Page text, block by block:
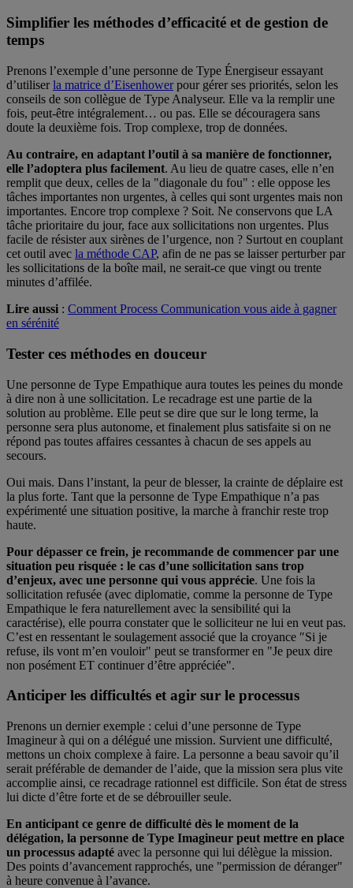
Simplifier les méthodes d’efficacité et de gestion de
temps
Prenons l’exemple d’une personne de Type Énergiseur essayant
d’utiliserla matrice d’Eisenhowerpour gérer ses priorités, selon les
conseils de son collègue de Type Analyseur. Elle va la remplir une
fois, peut-être intégralement… ou pas. Elle se découragera sans
doute la deuxième fois. Trop complexe, trop de données.
Au contraire, en adaptant l’outil à sa manière de fonctionner,
elle l’adoptera plus facilement. Au lieu de quatre cases, elle n’en
remplit que deux, celles de la "diagonale du fou" : elle oppose les
tâches importantes non urgentes, à celles qui sont urgentes mais non
importantes. Encore trop complexe ? Soit. Ne conservons que LA
tâche prioritaire du jour, face aux sollicitations non urgentes. Plus
facile de résister aux sirènes de l’urgence, non ? Surtout en couplant
cet outil avec la méthode CAP, afin de ne pas se laisser perturber par
les sollicitations de la boîte mail, ne serait-ce que vingt ou trente
minutes d’affilée.
Lire aussi : Comment Process Communication vous aide à gagner
en sérénité
Tester ces méthodes en douceur
Une personne de Type Empathique aura toutes les peines du monde
à dire non à une sollicitation. Le recadrage est une partie de la
solution au problème. Elle peut se dire que sur le long terme, la
personne sera plus autonome, et finalement plus satisfaite si on ne
répond pas toutes affaires cessantes à chacun de ses appels au
secours.
Oui mais. Dans l’instant, la peur de blesser, la crainte de déplaire est
la plus forte. Tant que la personne de Type Empathique n’a pas
expérimenté une situation positive, la marche à franchir reste trop
haute.
Pour dépasser ce frein, je recommande de commencer par une
situation peu risquée : le cas d’une sollicitation sans trop
d’enjeux, avec une personne qui vous apprécie. Une fois la
sollicitation refusée (avec diplomatie, comme la personne de Type
Empathique le fera naturellement avec la sensibilité qui la
caractérise), elle pourra constater que le solliciteur ne lui en veut pas.
C’est en ressentant le soulagement associé que la croyance ″Si je
refuse, ils vont m’en vouloir" peut se transformer en "Je peux dire
non posément ET continuer d’être appréciée".
Anticiper les difficultés et agir sur le processus
Prenons un dernier exemple : celui d’une personne de Type
Imagineur à qui on a délégué une mission. Survient une difficulté,
mettons un choix complexe à faire. La personne a beau savoir qu’il
serait préférable de demander de l’aide, que la mission sera plus vite
accomplie ainsi, ce recadrage rationnel est difficile. Son état de stress
lui dicte d’être forte et de se débrouiller seule.
En anticipant ce genre de difficulté dès le moment de la
délégation, la personne de Type Imagineur peut mettre en place
un processus adapté avec la personne qui lui délègue la mission.
Des points d’avancement rapprochés, une "permission de déranger"
à heure convenue à l’avance.